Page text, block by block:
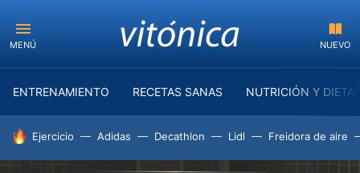
MENÚ NUEVO
ENTRENAMIENTO RECETAS SANAS NUTRICIÓN Y
HOY SE HABLA DE
Ejercicio Adidas Decathlon Lidl Freidora de aire